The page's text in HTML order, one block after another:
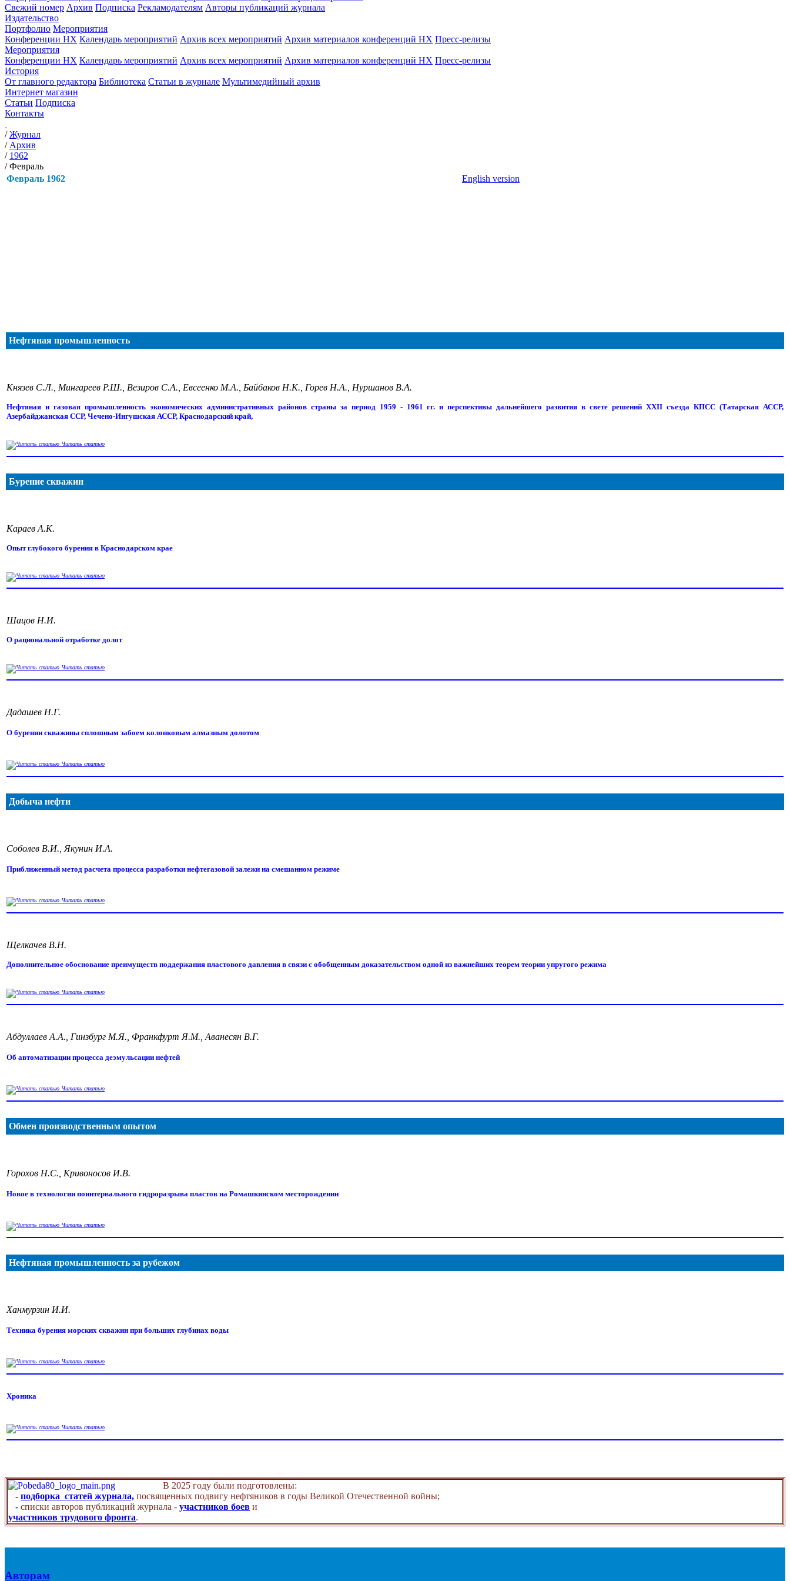
Свежий номер Архив Подписка Рекламодателям Авторы публикаций журнала
Издательство
Портфолио Мероприятия
Конференции НХ Календарь мероприятий Архив всех мероприятий Архив материалов конференций НХ Пресс-релизы
Мероприятия
Конференции НХ Календарь мероприятий Архив всех мероприятий Архив материалов конференций НХ Пресс-релизы
История
От главного редактора Библиотека Статьи в журнале Мультимедийный архив
Интернет магазин
Статьи Подписка
Контакты
/Журнал
/ Архив
/ 1962
/Февраль
Февраль 1962
English version
Нефтяная промышленность
Князев С.Л., Мингареев Р.Ш., Везиров С.А., Евсеенко М.А., Байбаков Н.К., Горев Н.А., Нуршанов В.А.
Нефтяная и газовая промышленность экономических административных районов страны за период 1959 - 1961 гг. и перспективы дальнейшего развития в свете решений XXII съезда КПСС (Татарская АССР,
Азербайджанская ССР, Чечено-Ингушская АССР, Краснодарский край,
Читать статью
Бурение скважин
Караев А.К.
Опыт глубокого бурения в Краснодарском крае
Читать статью
Шацов Н.И.
О рациональной отработке долот
Читать статью
Дадашев Н.Г.
О бурении скважины сплошным забоем колонковым алмазным долотом
Читать статью
Добыча нефти
Соболев В.И., Якунин И.А.
Приближенный метод расчета процесса разработки нефтегазовой залежи на смешанном режиме
Читать статью
Щелкачев В.Н.
Дополнительное обоснование преимуществ поддержания пластового давления в связи с обобщенным доказательством одной из важнейших теорем теории упругого режима
Читать статью
Абдуллаев А.А., Гинзбург М.Я., Франкфурт Я.М., Аванесян В.Г.
Об автоматизации процесса деэмульсации нефтей
Читать статью
Обмен производственным опытом
Горохов Н.С., Кривоносов И.В.
Новое в технологии поинтервального гидроразрыва пластов на Ромашкинском месторождении
Читать статью
Нефтяная промышленность за рубежом
Ханмурзин И.И.
Техника бурения морских скважин при больших глубинах воды
Читать статью
Хроника
Читать статью
В 2025 году были подготовлены:
- подборка статей журнала, посвященных подвигу нефтяников в годы Великой Отечественной войны;
- списки авторов публикаций журнала - участников боев и
участников трудового фронта.
Авторам